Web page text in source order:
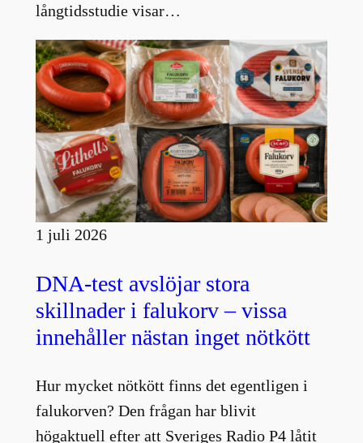
långtidsstudie visar…
1 juli 2026
DNA-test avslöjar stora
skillnader i falukorv – vissa
innehåller nästan inget nötkött
Hur mycket nötkött finns det egentligen i
falukorven? Den frågan har blivit
högaktuell efter att Sveriges Radio P4 låtit